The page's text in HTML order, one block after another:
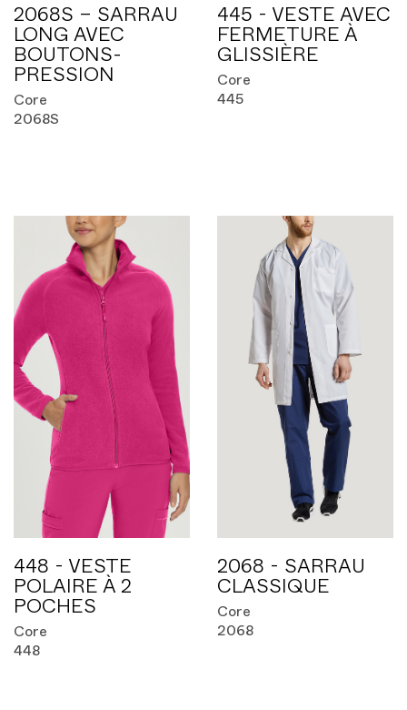
2068S – SARRAU
LONG AVEC
BOUTONS-
PRESSION
Core
2068S
445 - VESTE AVEC
FERMETURE À
GLISSIÈRE
Core
445
448 - VESTE
POLAIRE À 2
POCHES
Core
448
2068 - SARRAU
CLASSIQUE
Core
2068